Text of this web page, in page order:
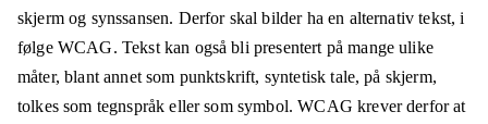
skjerm og synssansen. Derfor skal bilder ha en alternativ tekst, i
følge WCAG. Tekst kan også bli presentert på mange ulike
måter, blant annet som punktskrift, syntetisk tale, på skjerm,
tolkes som tegnspråk eller som symbol. WCAG krever derfor at